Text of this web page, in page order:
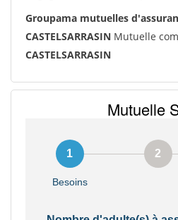
Groupama mutuelles
CASTELSARRASIN Mutuelle
CASTELSARRASIN